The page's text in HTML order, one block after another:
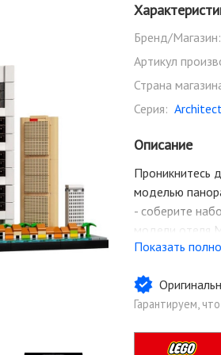
Бренд/Магазин:
Артикул
Страна
Серия:
Описание
Проникнитесь
моделью
- соберите
модели отеля
One Raffles
парки, чтобы
Показать
Гарантируем,